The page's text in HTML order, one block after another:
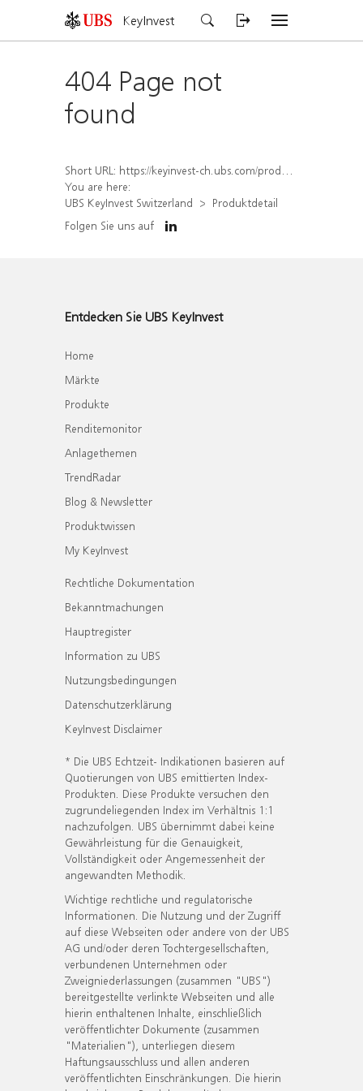
KeyInvest
404 Page not
found
Short URL: https://keyinvest-ch.ubs.com/produkt/detail/index/isin/CH1564680671
You are here:
UBS KeyInvest Switzerland
Produktdetail
Folgen Sie uns auf
Entdecken Sie UBS KeyInvest
Home
Märkte
Produkte
Renditemonitor
Anlagethemen
TrendRadar
Blog & Newsletter
Produktwissen
My KeyInvest
Rechtliche Dokumentation
Bekanntmachungen
Hauptregister
Information zu UBS
Nutzungsbedingungen
Datenschutzerklärung
KeyInvest Disclaimer
* Die UBS Echtzeit- Indikationen basieren auf
Quotierungen von UBS emittierten Index-
Produkten. Diese Produkte versuchen den
zugrundeliegenden Index im Verhältnis 1:1
nachzufolgen. UBS übernimmt dabei keine
Gewährleistung für die Genauigkeit,
Vollständigkeit oder Angemessenheit der
angewandten Methodik.
Wichtige rechtliche und regulatorische
Informationen. Die Nutzung und der Zugriff
auf diese Webseiten oder andere von der UBS
AG und/oder deren Tochtergesellschaften,
verbundenen Unternehmen oder
Zweigniederlassungen (zusammen "UBS")
bereitgestellte verlinkte Webseiten und alle
hierin enthaltenen Inhalte, einschließlich
veröffentlichter Dokumente (zusammen
"Materialien"), unterliegen diesem
Haftungsausschluss und allen anderen
veröffentlichten Einschränkungen. Die hierin